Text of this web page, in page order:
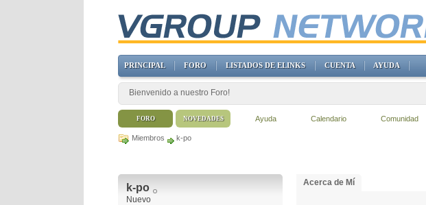
Miembros k-po
k-po
Nuevo
Acerca de Mí
PRINCIPAL FORO LISTADOS DE ELINKS CUENTA AYUDA
Bienvenido a nuestro Foro!
FORO Ayuda Calendario Comunidad
NOVEDADES